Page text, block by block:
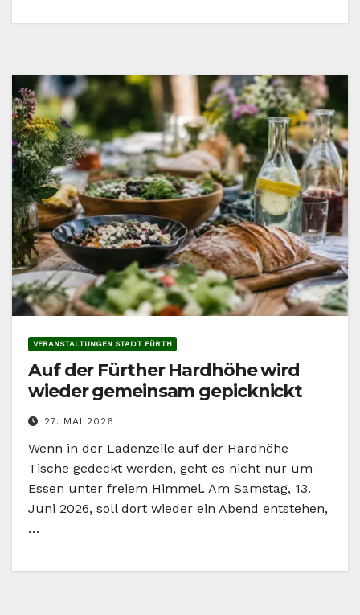
VERANSTALTUNGEN STADT FÜRTH
Auf der Fürther Hardhöhe wird
wieder gemeinsam gepicknickt
27. MAI 2026
Wenn in der Ladenzeile auf der Hardhöhe
Tische gedeckt werden, geht es nicht nur um
Essen unter freiem Himmel. Am Samstag, 13.
Juni 2026, soll dort wieder ein Abend entstehen,
…